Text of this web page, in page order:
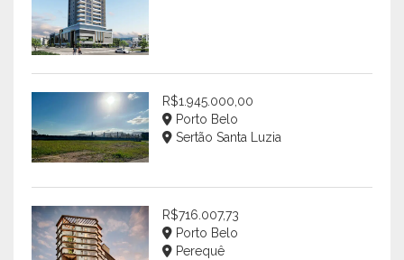
R$1.945.000,00
Porto Belo
Sertão Santa Luzia
R$716.007,73
Porto Belo
Perequê